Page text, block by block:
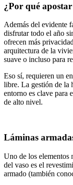
¿Por qué
Además del evidente
disfrutar todo el año
ofrecen más
arquitectura de la
suave o incluso para
Eso sí, requieren un
libre. La gestión de la
entorno es clave para
de alto nivel.
Láminas
Uno de los elementos
del vaso es el
armado (también